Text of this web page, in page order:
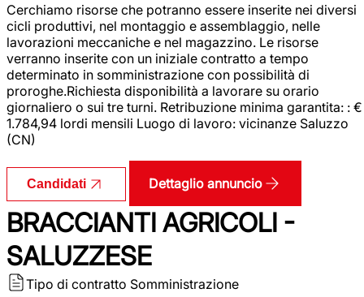
Cerchiamo risorse che potranno essere inserite nei diversi
cicli produttivi, nel montaggio e assemblaggio, nelle
lavorazioni meccaniche e nel magazzino. Le risorse
verranno inserite con un iniziale contratto a tempo
determinato in somministrazione con possibilità di
proroghe.Richiesta disponibilità a lavorare su orario
giornaliero o sui tre turni. Retribuzione minima garantita: : €
1.784,94 lordi mensili Luogo di lavoro: vicinanze Saluzzo
(CN)
Candidati Dettaglio annuncio
BRACCIANTI AGRICOLI -
SALUZZESE
Tipo di contratto Somministrazione